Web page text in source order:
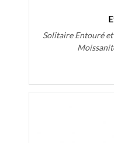
Solitaire Entouré et